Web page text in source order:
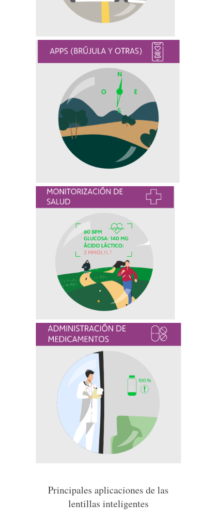
Principales aplicaciones de las
lentillas inteligentes